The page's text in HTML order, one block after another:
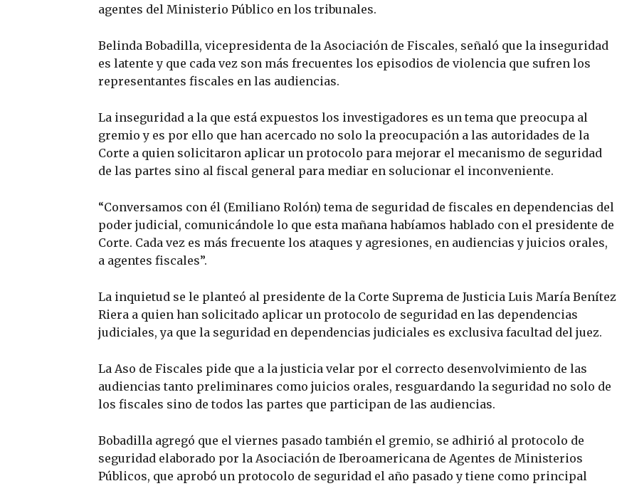
agentes del Ministerio Público en los tribunales.
Belinda Bobadilla, vicepresidenta de la Asociación de Fiscales, señaló que la inseguridad
es latente y que cada vez son más frecuentes los episodios de violencia que sufren los
representantes fiscales en las audiencias.
La inseguridad a la que está expuestos los investigadores es un tema que preocupa al
gremio y es por ello que han acercado no solo la preocupación a las autoridades de la
Corte a quien solicitaron aplicar un protocolo para mejorar el mecanismo de seguridad
de las partes sino al fiscal general para mediar en solucionar el inconveniente.
“Conversamos con él (Emiliano Rolón) tema de seguridad de fiscales en dependencias del
poder judicial, comunicándole lo que esta mañana habíamos hablado con el presidente de
Corte. Cada vez es más frecuente los ataques y agresiones, en audiencias y juicios orales,
a agentes fiscales”.
La inquietud se le planteó al presidente de la Corte Suprema de Justicia Luis María Benítez
Riera a quien han solicitado aplicar un protocolo de seguridad en las dependencias
judiciales, ya que la seguridad en dependencias judiciales es exclusiva facultad del juez.
La Aso de Fiscales pide que a la justicia velar por el correcto desenvolvimiento de las
audiencias tanto preliminares como juicios orales, resguardando la seguridad no solo de
los fiscales sino de todos las partes que participan de las audiencias.
Bobadilla agregó que el viernes pasado también el gremio, se adhirió al protocolo de
seguridad elaborado por la Asociación de Iberoamericana de Agentes de Ministerios
Públicos, que aprobó un protocolo de seguridad el año pasado y tiene como principal